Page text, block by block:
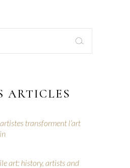
ARTICLES
transforment l’art
art: history, artists and